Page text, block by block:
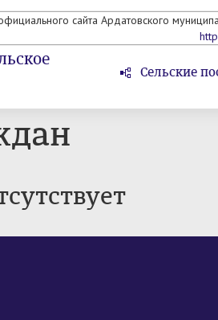
сайта Ардатовского
Сельские